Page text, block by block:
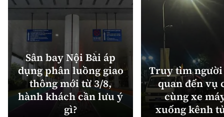
Sân bay Nội Bài áp
dụng phân luồng giao
thông mới từ 3/8,
hành khách cần lưu ý
gì?
Truy tìm
quan đến vụ
cùng xe
xuống kênh